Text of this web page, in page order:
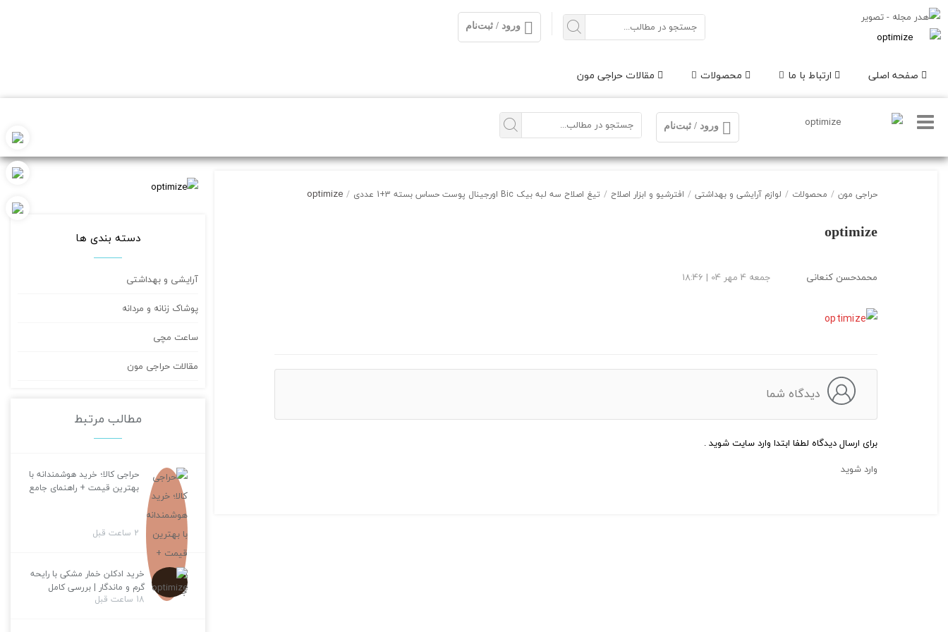
ورود / ثبت‌نام
صفحه اصلی ارتباط با ما محصولات مقالات حراجی مون
ورود / ثبت‌نام
حراجی مون / محصولات / لوازم آرایشی و بهداشتی / افترشیو و ابزار اصلاح / تیغ اصلاح سه لبه بیک Bic اورجینال پوست حساس بسته 3+1 عددی /
optimize
optimize
محمدحسن کنعانی جمعه 4 مهر 04 | 18:46
دیدگاه شما
برای ارسال دیدگاه لطفا ابتدا وارد سایت شوید .
وارد شوید
دسته بندی ها
آرایشی و بهداشتی
پوشاک زنانه و مردانه
ساعت مچی
مقالات حراجی مون
مطالب مرتبط
حراجی کالا؛ خرید هوشمندانه با
بهترین قیمت + راهنمای جامع
2 ساعت قبل
خرید ادکلن خمار مشکی با رایحه
گرم و ماندگار | بررسی کامل
18 ساعت قبل